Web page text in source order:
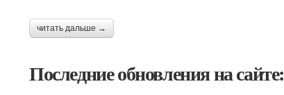
читать дальше →
Последние обновления на сайте: